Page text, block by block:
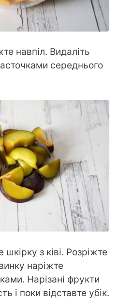
навпіл. Видаліть
середнього
з ківі. Розріжте
наріжте
Нарізані фрукти
і поки відставте убік.